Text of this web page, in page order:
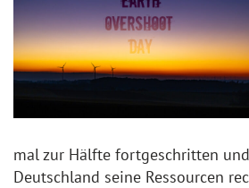
mal zur Hälfte fortgeschritten
Deutschland seine Ressourcen